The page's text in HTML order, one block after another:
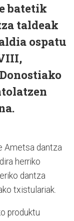
batetik
taldeak
ospatu
Ametsa dantza
herriko
dantza
txistulariak.
produktu